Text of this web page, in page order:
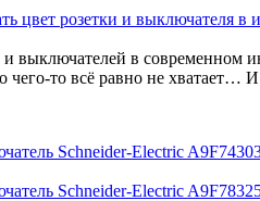
цвет розетки и выключателя в
и выключателей в современном
чего-то всё равно не хватает…
Schneider-Electric
Schneider-Electric